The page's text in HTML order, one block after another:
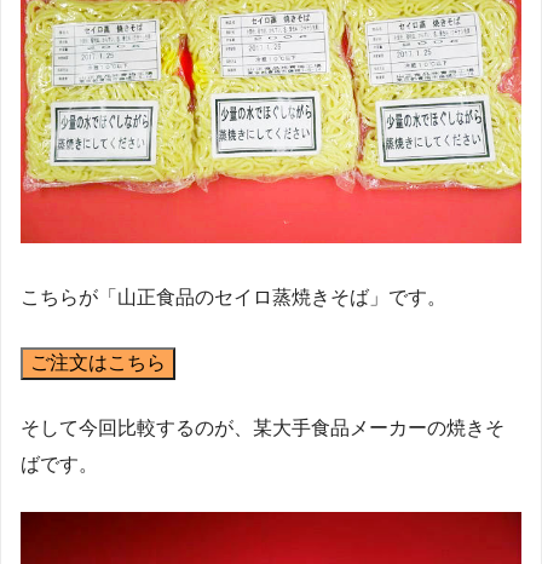
こちらが「山正食品のセイロ蒸焼きそば」です。
ご注文はこちら
そして今回比較するのが、某大手食品メーカーの焼きそ
ばです。